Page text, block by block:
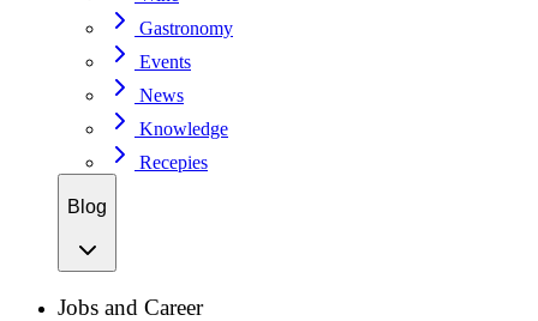
Gastronomy
Events
News
Knowledge
Recepies
Blog
Jobs and Career